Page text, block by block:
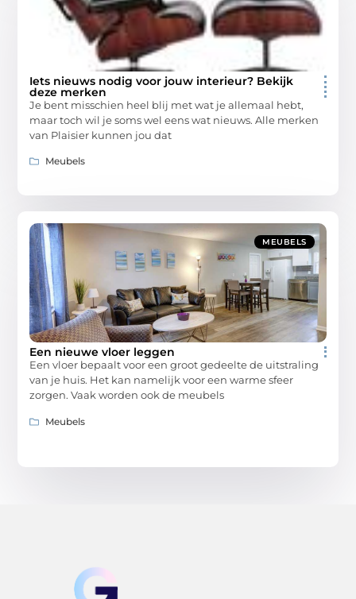
Iets nieuws nodig voor jouw interieur? Bekijk
deze merken
Je bent misschien heel blij met wat je allemaal hebt,
maar toch wil je soms wel eens wat nieuws. Alle merken
van Plaisier kunnen jou dat
Meubels
MEUBELS
Een nieuwe vloer leggen
Een vloer bepaalt voor een groot gedeelte de uitstraling
van je huis. Het kan namelijk voor een warme sfeer
zorgen. Vaak worden ook de meubels
Meubels